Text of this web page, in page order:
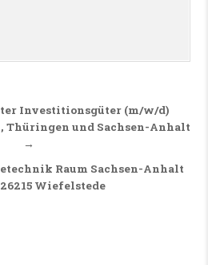
Investitionsgüter (m/w/d)
Thüringen und Sachsen-Anhalt
→
Raum Sachsen-Anhalt
Wiefelstede